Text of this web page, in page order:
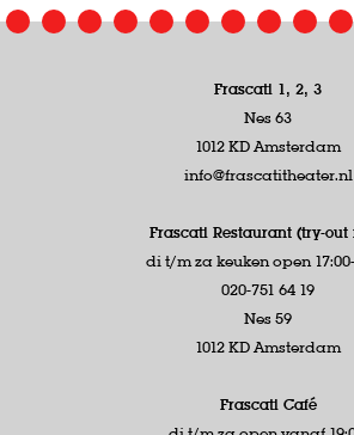
Frascati 1, 2, 3
Nes 63
1012 KD Amsterdam
info@frascatitheater.nl
Frascati Restaurant (try-out
di t/m za keuken open
020-751 64 19
Nes 59
1012 KD Amsterdam
Frascati Café